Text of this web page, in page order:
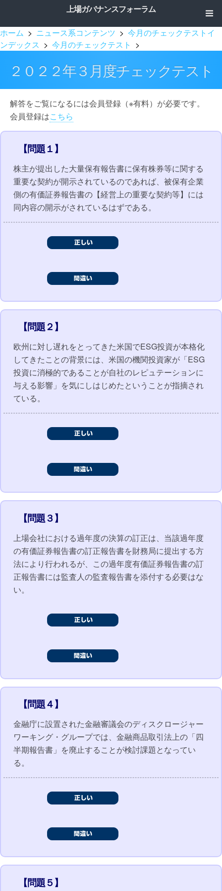
上場ガバナンスフォーラム
ホーム > ニュース系コンテンツ > 今月のチェックテストイ
ンデックス > 今月のチェックテスト >
２０２２年３月度チェックテスト
解答をご覧になるには会員登録（※有料）が必要です。
会員登録はこちら
【問題１】
株主が提出した大量保有報告書に保有株券等に関する
重要な契約が開示されているのであれば、被保有企業
側の有価証券報告書の【経営上の重要な契約等】には
同内容の開示がされているはずである。
【問題２】
欧州に対し遅れをとってきた米国でESG投資が本格化
してきたことの背景には、米国の機関投資家が「ESG
投資に消極的であることが自社のレピュテーションに
与える影響」を気にしはじめたということが指摘され
ている。
【問題３】
上場会社における過年度の決算の訂正は、当該過年度
の有価証券報告書の訂正報告書を財務局に提出する方
法により行われるが、この過年度有価証券報告書の訂
正報告書には監査人の監査報告書を添付する必要はな
い。
【問題４】
金融庁に設置された金融審議会のディスクロージャー
ワーキング・グループでは、金融商品取引法上の「四
半期報告書」を廃止することが検討課題となってい
る。
【問題５】